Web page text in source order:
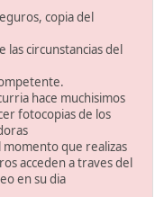
copia del
las circunstancias del
hace muchisimos
fotocopias de los
momento que realizas
acceden a traves del
en su dia